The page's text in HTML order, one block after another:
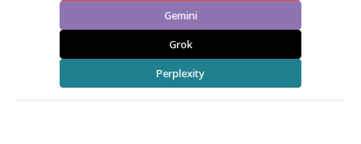
Gemini
Grok
Perplexity